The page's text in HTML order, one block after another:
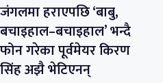
जंगलमा हराएपछि ‘बाबु,
बचाइहाल–बचाइहाल’ भन्दै
फोन गरेका पूर्वमेयर किरण
सिंह अझै भेटिएनन्